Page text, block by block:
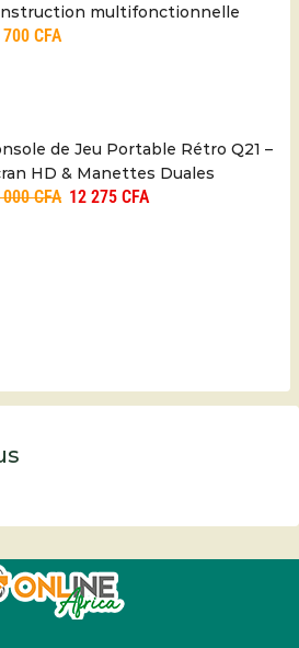
multifonctionnelle
700 CFA
de Jeu Portable Rétro Q21 –
HD & Manettes Duales
000CFA 12 275 CFA